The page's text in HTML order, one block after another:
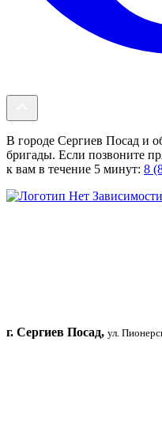
В городе Сергиев Посад и
бригады. Если позвоните
к вам в течение 5 минут: 8
г. Сергиев Посад, ул.